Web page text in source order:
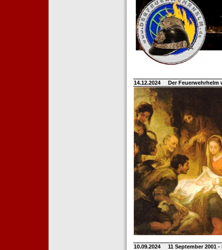
14.12.2024 Der
10.09.2024 11 September 2001